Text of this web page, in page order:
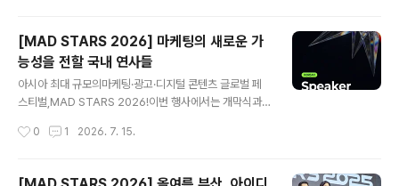
해외 연사를 소개합니다. 기술과 크리에이티브로 관습에
도전하다Tara McKentyAKQA Australia & New Zea
landChief Creative Officer Tara McKenty는 TBW
A, Saatchi & Saatchi, BMF 등글로벌 에이전시를 거치
며아시아·태평양(APAC) 지역 크리에이티브 산업에서17
에서는 크리에이티브를 이끌며스포츠와 기술..
[MAD STARS 2026] 마케팅의 새로운 가
능성을 전할 국내 연사들
아시아 최대 규모의마케팅·광고·디지털 콘텐츠 글로벌 페
스티벌,MAD STARS 2026!​이번 행사에서는 개막식과
프로그램 등올해의 크리에이티브 흐름을 직접 경험할 수
활약 중인 국내외 전문가들이 연사로 참여해더욱 깊이있는
0 1 2026. 7. 15.